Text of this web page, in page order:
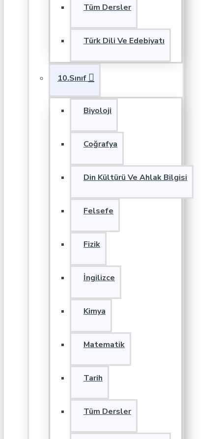
Tüm Dersler
Türk Dili Ve Edebiyatı
10.Sınıf
Biyoloji
Coğrafya
Din Kültürü Ve Ahlak Bilgisi
Felsefe
Fizik
İngilizce
Kimya
Matematik
Tarih
Tüm Dersler